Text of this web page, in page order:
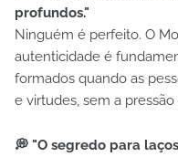
profundos."
Ninguém é perfeito. O
autenticidade é
formados quando as
e virtudes, sem a
💭 "O segredo para